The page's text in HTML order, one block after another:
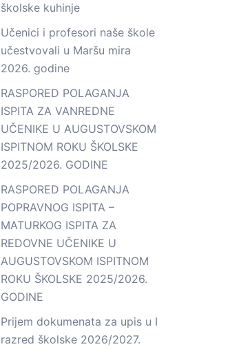
školske kuhinje
Učenici i profesori naše škole
učestvovali u Maršu mira
2026. godine
RASPORED POLAGANJA
ISPITA ZA VANREDNE
UČENIKE U AUGUSTOVSKOM
ISPITNOM ROKU ŠKOLSKE
2025/2026. GODINE
RASPORED POLAGANJA
POPRAVNOG ISPITA –
MATURKOG ISPITA ZA
REDOVNE UČENIKE U
AUGUSTOVSKOM ISPITNOM
ROKU ŠKOLSKE 2025/2026.
GODINE
Prijem dokumenata za upis u I
razred školske 2026/2027.